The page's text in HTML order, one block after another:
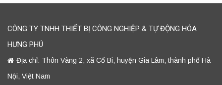
CÔNG TY TNHH THIẾT BỊ CÔNG NGHIỆP & TỰ ĐỘNG HÓA
HƯNG PHÚ
Địa chỉ: Thôn Vàng 2, xã Cổ Bi, huyện Gia Lâm, thành phố Hà
Nội, Việt Nam